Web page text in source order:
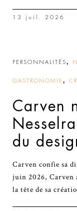
13 juil. 2026
PERSONNALITÉS,
GASTRONOMIE ,
Carven
du
Carven confie sa
juin 2026, Carven
la tête de sa